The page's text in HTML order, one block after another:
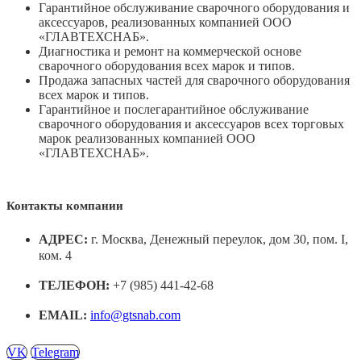
Гарантийное обслуживание сварочного оборудования и
аксессуаров, реализованных компанией ООО
«ГЛАВТЕХСНАБ».
Диагностика и ремонт на коммерческой основе
сварочного оборудования всех марок и типов.
Продажа запасных частей для сварочного оборудования
всех марок и типов.
Гарантийное и послегарантийное обслуживание
сварочного оборудования и аксессуаров всех торговых
марок реализованных компанией ООО
«ГЛАВТЕХСНАБ».
Контакты компании
АДРЕС: г. Москва, Денежный переулок, дом 30, пом. I,
ком. 4
ТЕЛЕФОН: +7 (985) 441-42-68
EMAIL: info@gtsnab.com
VK Telegram